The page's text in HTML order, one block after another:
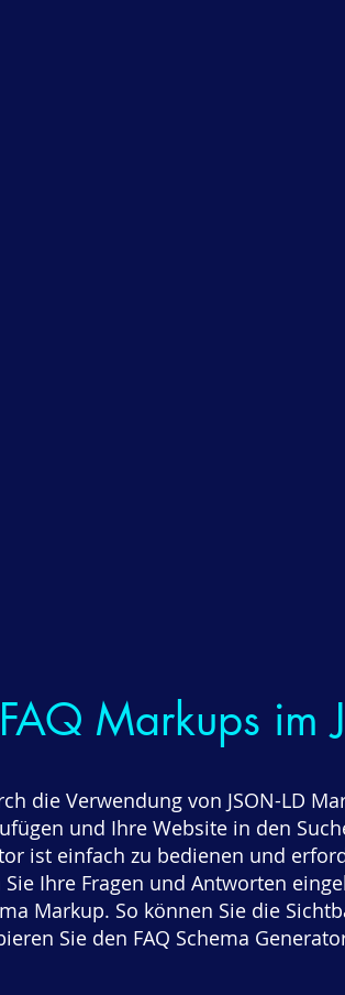
FAQ Markups im
die Verwendung von JSON-LD
und Ihre Website in den
ist einfach zu bedienen und
Sie Ihre Fragen und Antworten
Markup. So können Sie die
Sie den FAQ Schema